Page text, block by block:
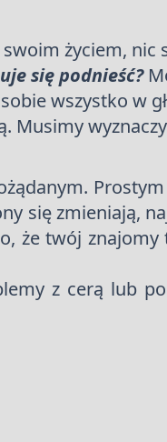
życiem, nic
się podnieść?
wszystko w
Musimy
się zmieniają,
że twój
z cerą lub